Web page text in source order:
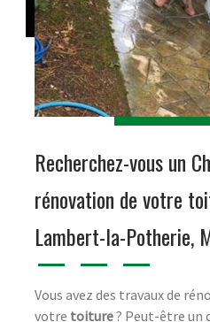
Recherchez-vous un
rénovation de votre
Lambert-la-Potherie,
Vous avez des travaux de
votre toiture? Peut-être un